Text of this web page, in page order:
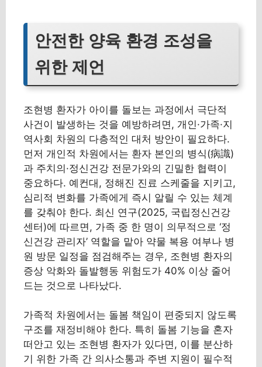
안전한 양육 환경 조성을
위한 제언
조현병 환자가 아이를 돌보는 과정에서 극단적
사건이 발생하는 것을 예방하려면, 개인·가족·지
역사회 차원의 다층적인 대처 방안이 필요하다.
먼저 개인적 차원에서는 환자 본인의 병식(病識)
과 주치의·정신건강 전문가와의 긴밀한 협력이
중요하다. 예컨대, 정해진 진료 스케줄을 지키고,
심리적 변화를 가족에게 즉시 알릴 수 있는 체계
를 갖춰야 한다. 최신 연구(2025, 국립정신건강
센터)에 따르면, 가족 중 한 명이 의무적으로 ‘정
신건강 관리자’ 역할을 맡아 약물 복용 여부나 병
원 방문 일정을 점검해주는 경우, 조현병 환자의
증상 악화와 돌발행동 위험도가 40% 이상 줄어
드는 것으로 나타났다.
가족적 차원에서는 돌봄 책임이 편중되지 않도록
구조를 재정비해야 한다. 특히 돌봄 기능을 혼자
떠안고 있는 조현병 환자가 있다면, 이를 분산하
기 위한 가족 간 의사소통과 주변 지원이 필수적